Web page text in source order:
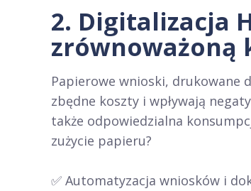
2. Digitalizacja
zrównoważoną
Papierowe wnioski, drukowane
zbędne koszty i wpływają
także odpowiedzialna
zużycie papieru?
✅ Automatyzacja wniosków i